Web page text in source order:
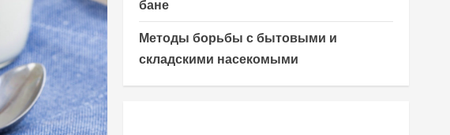
бане
Методы борьбы с бытовыми и
складскими насекомыми